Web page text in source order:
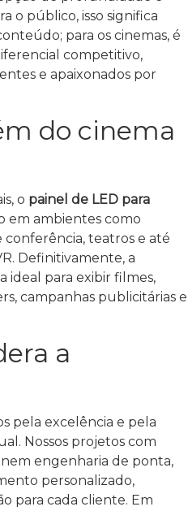
o público, isso significa
para os cinemas, é
competitivo,
e apaixonados por
do cinema
o painel de LED para
em ambientes como
conferência, teatros e até
Definitivamente, a
ideal para exibir filmes,
campanhas publicitárias e
a
pela excelência e pela
Nossos projetos com
engenharia de ponta,
personalizado,
para cada cliente. Em